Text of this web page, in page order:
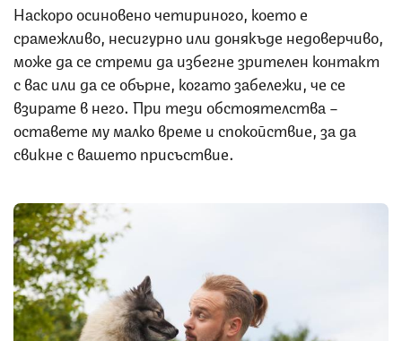
Наскоро осиновено четириного, което е
срамежливо, несигурно или донякъде недоверчиво,
може да се стреми да избегне зрителен контакт
с вас или да се обърне, когато забележи, че се
взирате в него. При тези обстоятелства –
оставете му малко време и спокойствие, за да
свикне с вашето присъствие.